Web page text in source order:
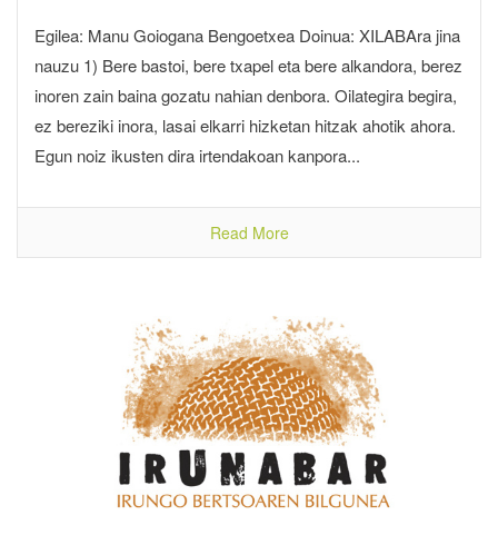
Egilea: Manu Goiogana Bengoetxea Doinua: XILABAra jina
nauzu 1) Bere bastoi, bere txapel eta bere alkandora, berez
inoren zain baina gozatu nahian denbora. Oilategira begira,
ez bereziki inora, lasai elkarri hizketan hitzak ahotik ahora.
Egun noiz ikusten dira irtendakoan kanpora...
Read More